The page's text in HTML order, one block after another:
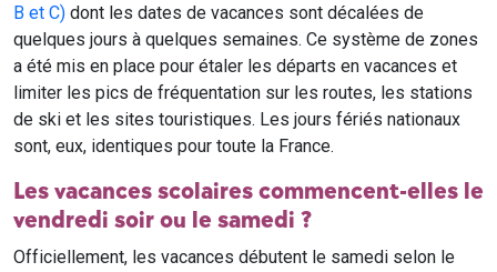
B et C) dont les dates de vacances sont décalées de
quelques jours à quelques semaines. Ce système de zones
a été mis en place pour étaler les départs en vacances et
limiter les pics de fréquentation sur les routes, les stations
de ski et les sites touristiques. Les jours fériés nationaux
sont, eux, identiques pour toute la France.
Les vacances scolaires commencent-elles le
vendredi soir ou le samedi ?
Officiellement, les vacances débutent le samedi selon le